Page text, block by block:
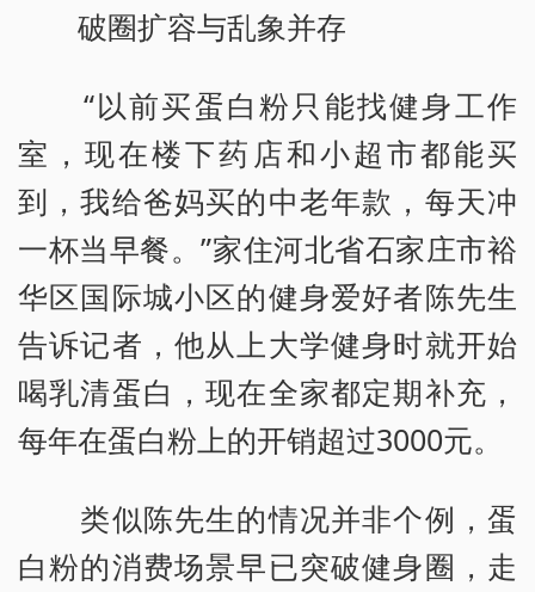
破圈扩容与乱象并存
“以前买蛋白粉只能找健身工作
室，现在楼下药店和小超市都能买
到，我给爸妈买的中老年款，每天冲
一杯当早餐。”家住河北省石家庄市裕
华区国际城小区的健身爱好者陈先生
告诉记者，他从上大学健身时就开始
喝乳清蛋白，现在全家都定期补充，
每年在蛋白粉上的开销超过3000元。
类似陈先生的情况并非个例，蛋
白粉的消费场景早已突破健身圈，走